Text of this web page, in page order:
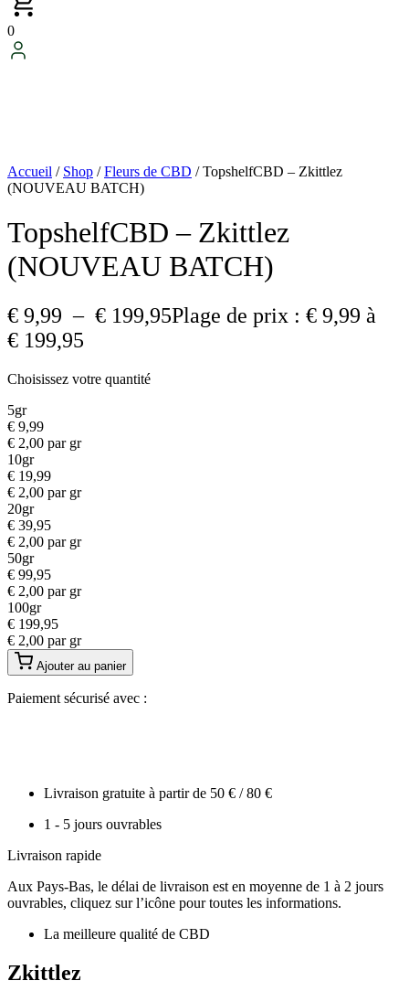
0
Accueil / Shop /Fleurs de CBD / TopshelfCBD – Zkittlez
(NOUVEAU BATCH)
TopshelfCBD – Zkittlez
(NOUVEAU BATCH)
€ 9,99 – € 199,95Plage de prix : € 9,99 à
€ 199,95
Choisissez votre quantité
5gr
€ 9,99
€ 2,00 par gr
10gr
€ 19,99
€ 2,00 par gr
20gr
€ 39,95
€ 2,00 par gr
50gr
€ 99,95
€ 2,00 par gr
100gr
€ 199,95
€ 2,00 par gr
Ajouter au panier
Paiement sécurisé avec :
Livraison gratuite à partir de 50 € / 80 €
1 - 5 jours ouvrables
Livraison rapide
Aux Pays-Bas, le délai de livraison est en moyenne de 1 à 2 jours
ouvrables, cliquez sur l’icône pour toutes les informations.
La meilleure qualité de CBD
Zkittlez